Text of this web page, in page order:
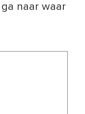
naar waar